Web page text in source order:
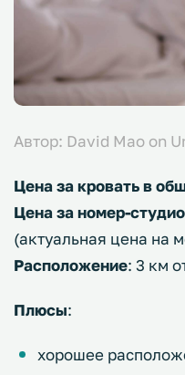
Автор: David Mao on
Цена за кровать в
Цена за номер-
(актуальная цена на
Расположение: 3 км
Плюсы:
хорошее